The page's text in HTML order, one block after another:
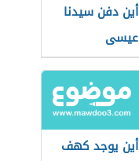
أين دفن سيدنا
عيسى
أين يوجد كهف